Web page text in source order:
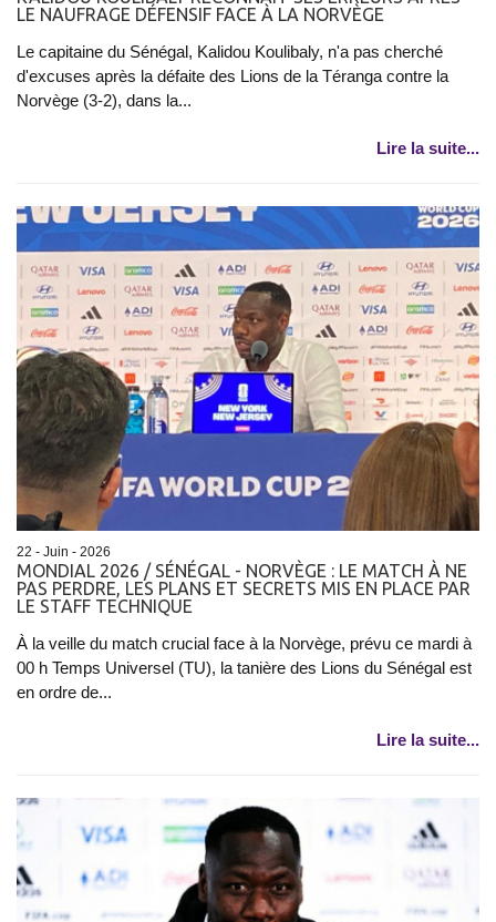
LE NAUFRAGE DÉFENSIF FACE À LA NORVÈGE
Le capitaine du Sénégal, Kalidou Koulibaly, n'a pas cherché
d'excuses après la défaite des Lions de la Téranga contre la
Norvège (3-2), dans la...
Lire la suite...
22 - Juin - 2026
MONDIAL 2026 / SÉNÉGAL - NORVÈGE : LE MATCH À NE
PAS PERDRE, LES PLANS ET SECRETS MIS EN PLACE PAR
LE STAFF TECHNIQUE
À la veille du match crucial face à la Norvège, prévu ce mardi à
00 h Temps Universel (TU), la tanière des Lions du Sénégal est
en ordre de...
Lire la suite...